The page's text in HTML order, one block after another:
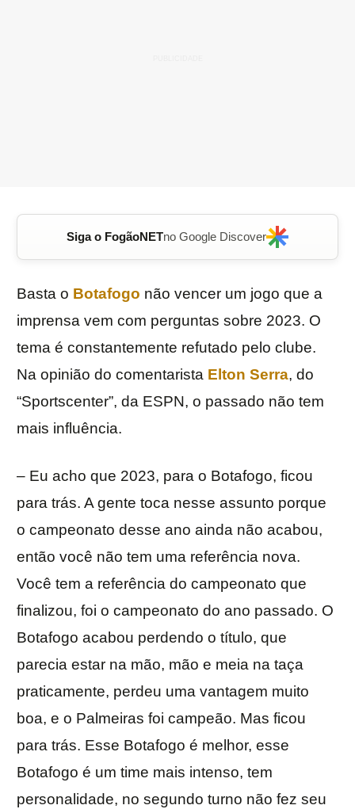
Siga o FogãoNETno Google Discover
Basta o Botafogo não vencer um jogo que a
imprensa vem com perguntas sobre 2023. O
tema é constantemente refutado pelo clube.
Na opinião do comentarista Elton Serra, do
“Sportscenter”, da ESPN, o passado não tem
mais influência.
– Eu acho que 2023, para o Botafogo, ficou
para trás. A gente toca nesse assunto porque
o campeonato desse ano ainda não acabou,
então você não tem uma referência nova.
Você tem a referência do campeonato que
finalizou, foi o campeonato do ano passado. O
Botafogo acabou perdendo o título, que
parecia estar na mão, mão e meia na taça
praticamente, perdeu uma vantagem muito
boa, e o Palmeiras foi campeão. Mas ficou
para trás. Esse Botafogo é melhor, esse
Botafogo é um time mais intenso, tem
personalidade, no segundo turno não fez seu